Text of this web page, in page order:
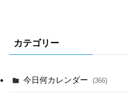
カテゴリー
今日何カレンダー (366)